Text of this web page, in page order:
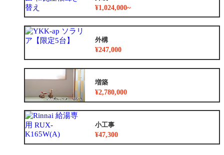
¥1,024,000~
外構
¥247,000
増築
¥2,780,000
小工事
¥47,300